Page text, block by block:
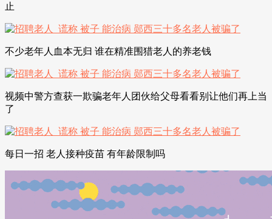
止
不少老年人血本无归 谁在精准围猎老人的养老钱
视频中警方查获一欺骗老年人团伙给父母看看别让他们再上当
了
每日一招 老人接种疫苗 有年龄限制吗